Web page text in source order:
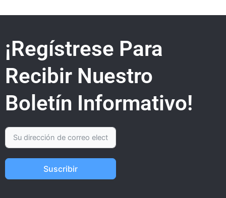
¡Regístrese Para
Recibir Nuestro
Boletín Informativo!
Suscribir